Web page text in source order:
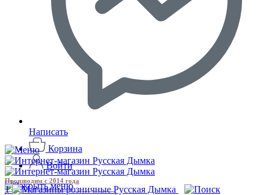
Написать
Корзина
Войти
Производим с 2014 года
1